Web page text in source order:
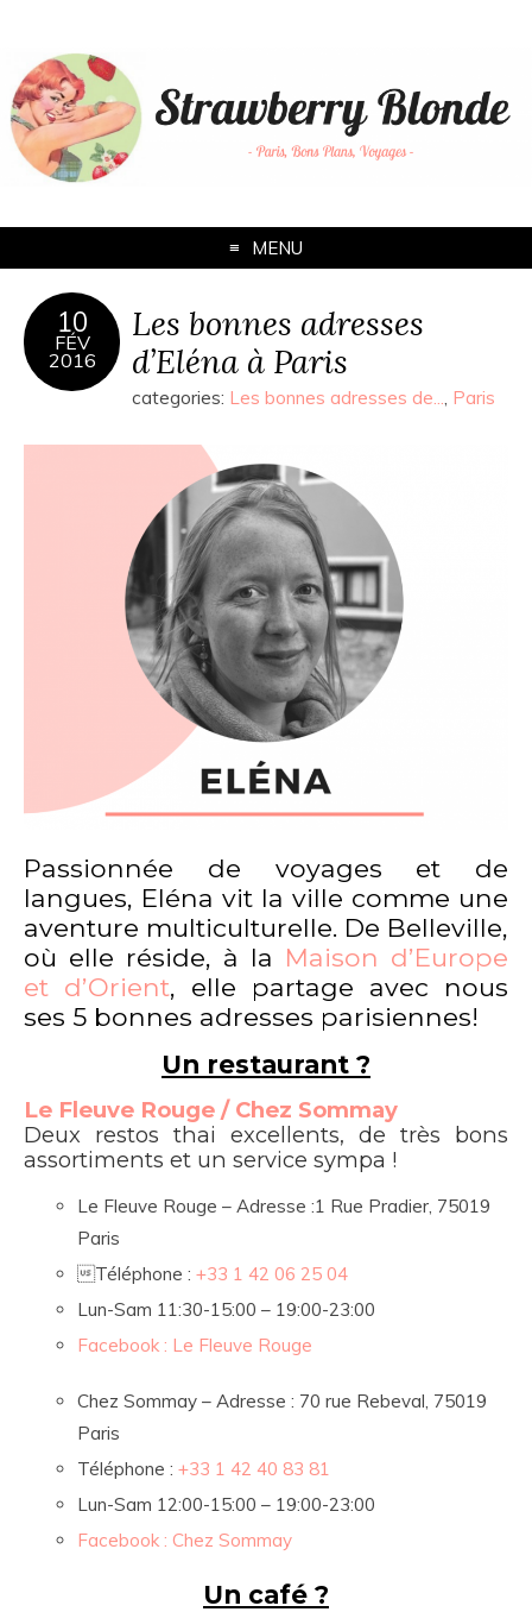
MENU
10
FÉV
2016
Les bonnes adresses
d’Eléna à Paris
categories: Les bonnes adresses de... Paris
Passionnée de voyages et de
langues, Eléna vit la ville comme une
aventure multiculturelle. De Belleville,
où elle réside, à la Maison d’Europe
et d’Orient, elle partage avec nous
ses 5 bonnes adresses parisiennes!
Un restaurant ?
Le Fleuve Rouge / Chez Sommay
Deux restos thai excellents, de très bons
assortiments et un service sympa !
Le Fleuve Rouge – Adresse :1 Rue Pradier, 75019
Paris
Téléphone : +33 1 42 06 25 04
Lun-Sam 11:30-15:00 – 19:00-23:00
Facebook : Le Fleuve Rouge
Chez Sommay – Adresse : 70 rue Rebeval, 75019
Paris
Téléphone : +33 1 42 40 83 81
Lun-Sam 12:00-15:00 – 19:00-23:00
Facebook : Chez Sommay
Un café ?